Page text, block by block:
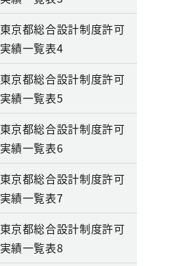
東京都総合設計制度許可
実績一覧表4
東京都総合設計制度許可
実績一覧表5
東京都総合設計制度許可
実績一覧表6
東京都総合設計制度許可
実績一覧表7
東京都総合設計制度許可
実績一覧表8